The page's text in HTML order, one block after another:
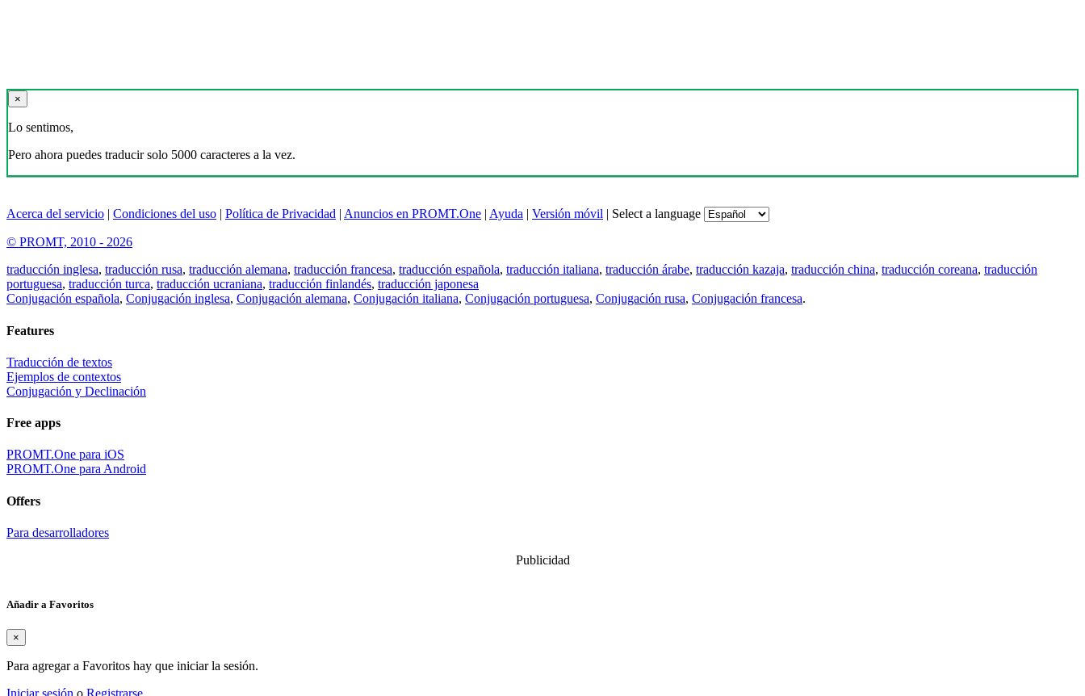
×
Lo sentimos,
Pero ahora puedes traducir solo 5000 caracteres a la vez.
Acerca del servicio | Condiciones del uso | Política de Privacidad | Anuncios en PROMT.One | Ayuda | Versión móvil | Select a language
© PROMT, 2010 - 2026
traducción inglesa, traducción rusa, traducción alemana, traducción francesa, traducción española, traducción italiana, traducción árabe, traducción kazaja, traducción china, traducción coreana, traducción
portuguesa, traducción turca, traducción ucraniana, traducción finlandés, traducción japonesa
Conjugación española, Conjugación inglesa, Conjugación alemana, Conjugación italiana, Conjugación portuguesa, Conjugación rusa, Conjugación francesa.
Features
Traducción de textos
Ejemplos de contextos
Conjugación y Declinación
Free apps
PROMT.One para iOS
PROMT.One para Android
Offers
Para desarrolladores
Publicidad
Añadir a Favoritos
×
Para agregar a Favoritos hay que iniciar la sesión.